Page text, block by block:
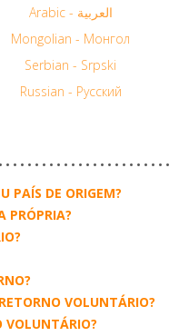
Arabic - العربية
Mongolian - Монгол
Serbian - Srpski
Russian - Русский
PAÍS DE ORIGEM?
PRÓPRIA?
VOLUNTÁRIO?
VOLUNTÁRIO?